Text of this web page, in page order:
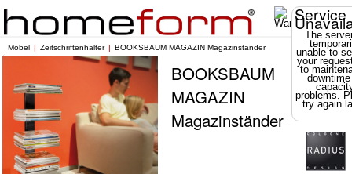
Service
The
unable to
your
to
problems.
try again
Möbel Zeitschriftenhalter BOOKSBAUM MAGAZIN Magazinständer
BOOKSBAUM
MAGAZIN
Magazinständer